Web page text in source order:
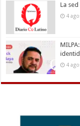
La
4
4